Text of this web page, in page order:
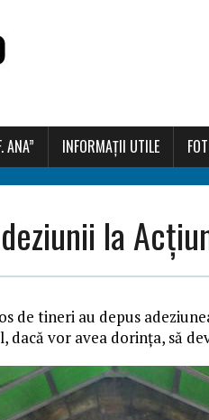
ANA” INFORMAȚII UTILE
la
de tineri au depus
dacă vor avea dorința, să